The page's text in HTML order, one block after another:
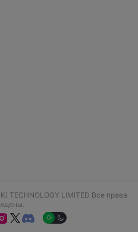
TECHNOLOGY LIMITED Все права
 